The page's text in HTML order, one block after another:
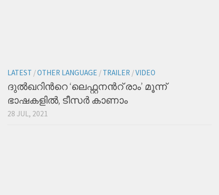
LATEST /OTHER LANGUAGE / TRAILER /VIDEO
ദുല്‍ഖറിന്‍റെ ‘ലെഫ്റ്റനന്‍റ് രാം’ മൂന്ന്
ഭാഷകളില്‍, ടീസര്‍ കാണാം
28 JUL, 2021